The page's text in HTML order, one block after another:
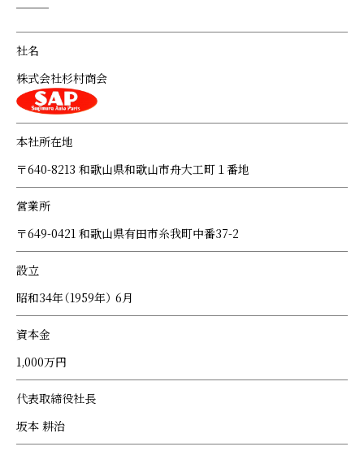
社名
株式会社杉村商会
本社所在地
〒640-8213 和歌山県和歌山市舟大工町１番地
営業所
〒649-0421 和歌山県有田市糸我町中番37-2
設立
昭和34年（1959年） 6月
資本金
1,000万円
代表取締役社長
坂本 耕治